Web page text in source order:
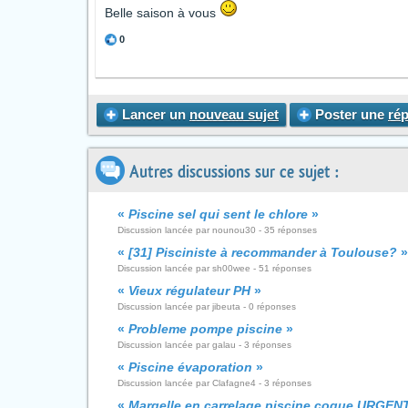
Belle saison à vous
0
Lancer un nouveau sujet Poster une
Autres discussions sur ce sujet :
« Piscine sel qui sent le chlore »
Discussion lancée par nounou30 - 35 réponses
« [31] Pisciniste à recommander à Toulouse? »
Discussion lancée par sh00wee - 51 réponses
« Vieux régulateur PH»
Discussion lancée par jibeuta - 0 réponses
« Probleme pompe piscine »
Discussion lancée par galau - 3 réponses
« Piscine évaporation »
Discussion lancée par Clafagne4 - 3 réponses